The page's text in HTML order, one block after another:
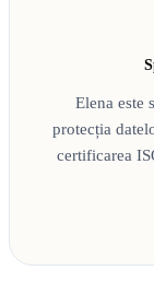
Elena este
protecția
certificarea